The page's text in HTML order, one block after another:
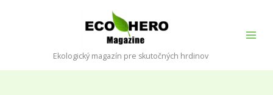
Ekologický magazín pre skutočných hrdinov